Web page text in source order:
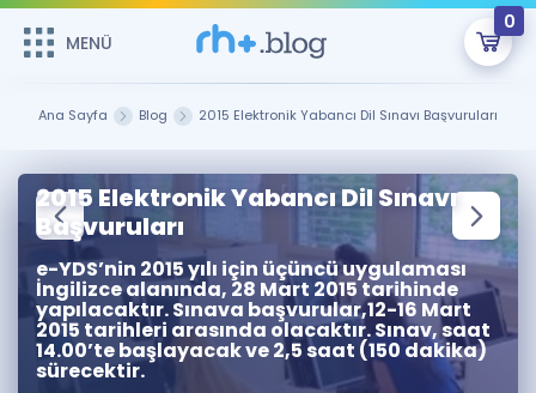
MENÜ
0
Şifremi Hatırlamıyorum
GİRİŞ YAP
Sepetin Şu An Boş.
Remzi Hoca ile seni sınava hazırlayacak onlarca eğitim seni
bekliyor!
MENÜ
Çalışma Paketleri
Kitaplar ve Kaynaklar
Katılımcı Görüşleri
Ana Sayfa Blog 2015 Elektronik Yabancı Dil Sınavı Başvuruları
2015 Elektronik Yabancı Dil Sınavı
Başvuruları
e-YDS’nin 2015 yılı için üçüncü uygulaması
İngilizce alanında, 28 Mart 2015 tarihinde
yapılacaktır. Sınava başvurular,12-16 Mart
2015 tarihleri arasında olacaktır. Sınav, saat
14.00’te başlayacak ve 2,5 saat (150 dakika)
sürecektir.